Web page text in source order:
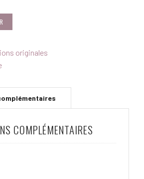
originales
COMPLÉMENTAIRES